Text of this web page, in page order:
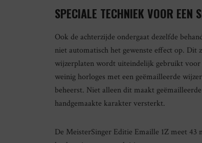
SPECIALE TECHNIEK VOOR EEN
Ook de achterzijde ondergaat dezelfde
niet automatisch het gewenste effect op. Dit
wijzerplaten wordt uiteindelijk gebruikt voor
weinig horloges met een geëmailleerde
beheerst. Niet alleen dit maakt
handgemaakte karakter versterkt.
De MeisterSinger Editie Emaille 1Z meet